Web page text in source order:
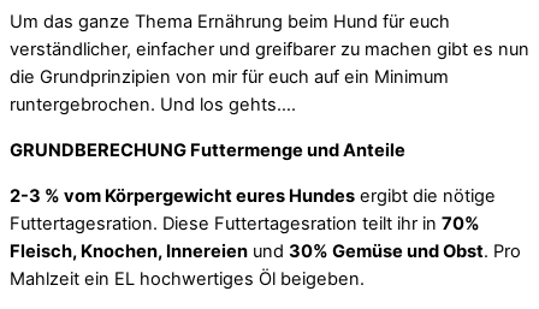
Um das ganze Thema Ernährung beim Hund für euch
verständlicher, einfacher und greifbarer zu machen gibt es nun
die Grundprinzipien von mir für euch auf ein Minimum
runtergebrochen. Und los gehts….
GRUNDBERECHUNG Futtermenge und Anteile
2-3 % vom Körpergewicht eures Hundes ergibt die nötige
Futtertagesration. Diese Futtertagesration teilt ihr in 70%
Fleisch, Knochen, Innereien und 30% Gemüse und Obst. Pro
Mahlzeit ein EL hochwertiges Öl beigeben.